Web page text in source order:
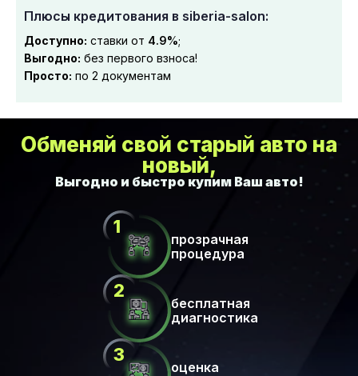
Плюсы кредитования в siberia-salon:
Доступно: ставки от 4.9%;
Выгодно: без первого взноса!
Просто: по 2 документам
Обменяй свой старый авто на
новый,
прозрачная
процедура
бесплатная
диагностика
оценка